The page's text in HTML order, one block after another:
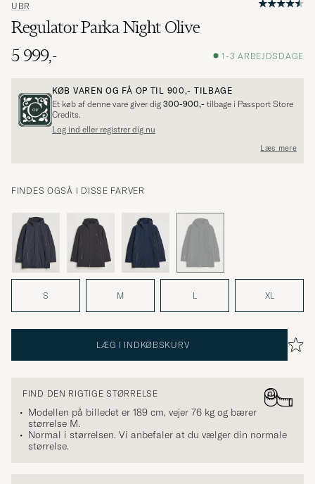
UBR
Regulator Parka Night Olive
5 999,-
1-3 ARBEJDSDAGE
KØB VAREN OG FÅ OP TIL 900,- TILBAGE
Et køb af denne vare giver dig 300-900,- tilbage i Passport Store
Credits.
Log ind eller registrer dig nu
Læs mere
FINDES OGSÅ I DISSE FARVER
S M L XL
LÆG I INDKØBSKURV
FIND DEN RIGTIGE STØRRELSE
Modellen på billedet er 189 cm, vejer 76 kg og bærer
størrelse M.
Normal i størrelsen. Vi anbefaler at du vælger din normale
størrelse.